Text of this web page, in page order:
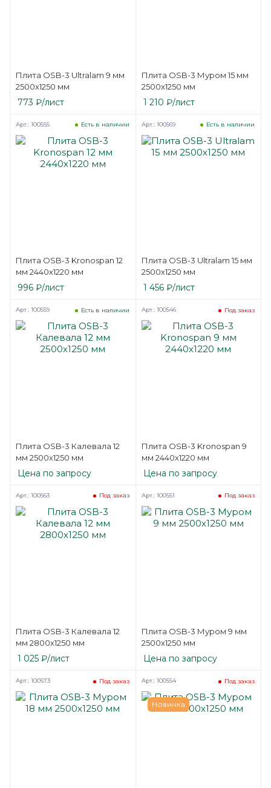
Плита OSB-3 Ultralam 9 мм
2500х1250 мм
773 ₽/лист
Плита OSB-3 Муром 15 мм
2500х1250 мм
1 210 ₽/лист
Плита OSB-3 Kronospan 12
мм 2440х1220 мм
Есть в наличии
Арт.: 100555
996 ₽/лист
Плита OSB-3 Ultralam 15 мм
2500х1250 мм
Есть в наличии
Арт.: 100569
1 456₽/лист
Плита OSB-3 Калевала 12
мм 2500х1250 мм
Есть в наличии
Арт.: 100559
Цена по запросу
Плита OSB-3 Kronospan 9
мм 2440х1220 мм
Под заказ
Арт.: 100546
Цена по запросу
Плита OSB-3 Калевала 12
мм 2800х1250 мм
Под заказ
Арт.: 100563
1 025 ₽/лист
Плита OSB-3 Муром 9 мм
2500х1250 мм
Под заказ
Арт.: 100551
Цена по запросу
Под заказ
Арт.: 100573
Новинка
Под заказ
Арт.: 100554